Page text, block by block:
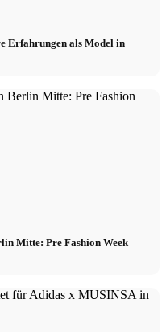
Erfahrungen als Model in
Mitte: Pre Fashion Week